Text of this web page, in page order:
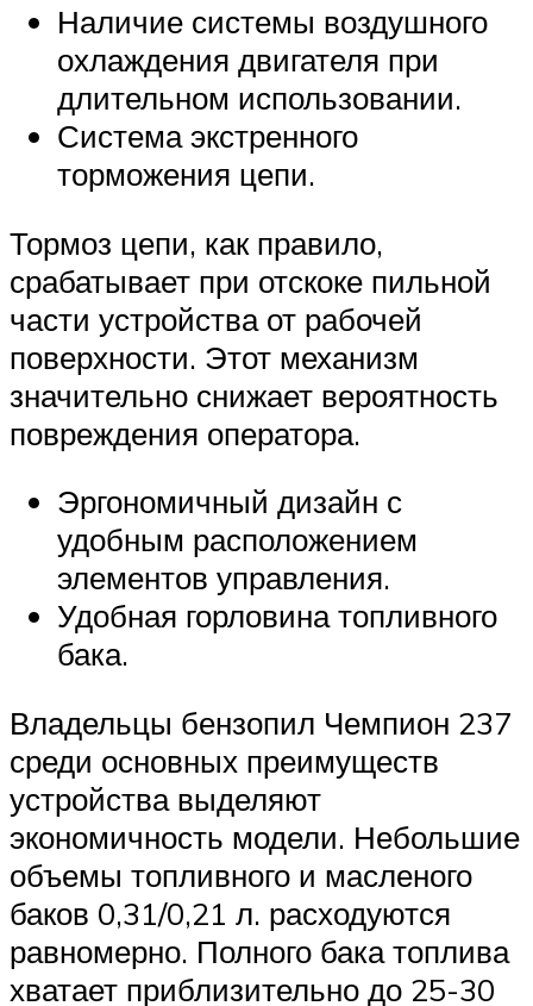
Наличие системы воздушного
охлаждения двигателя при
длительном использовании.
Система экстренного
торможения цепи.
Тормоз цепи, как правило,
срабатывает при отскоке пильной
части устройства от рабочей
поверхности. Этот механизм
значительно снижает вероятность
повреждения оператора.
Эргономичный дизайн с
удобным расположением
элементов управления.
Удобная горловина топливного
бака.
Владельцы бензопил Чемпион 237
среди основных преимуществ
устройства выделяют
экономичность модели. Небольшие
объемы топливного и масленого
баков 0,31/0,21 л. расходуются
равномерно. Полного бака топлива
хватает приблизительно до 25-30